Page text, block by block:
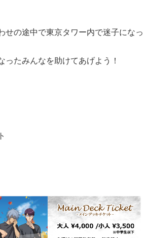
せの途中で東京タワー内で迷子になっ
たみんなを助けてあげよう！